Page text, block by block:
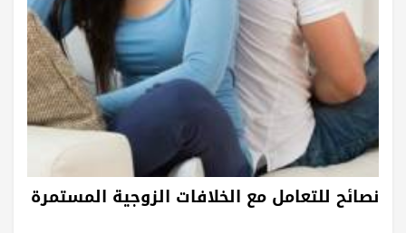
نصائح للتعامل مع الخلافات الزوجية المستمرة